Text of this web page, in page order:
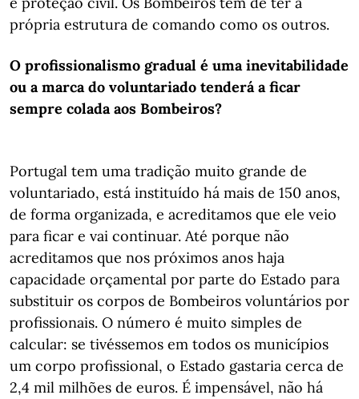
própria estrutura de comando como os outros.
O profissionalismo gradual é uma inevitabilidade
ou a marca do voluntariado tenderá a ficar
sempre colada aos Bombeiros?
Portugal tem uma tradição muito grande de
voluntariado, está instituído há mais de 150 anos,
de forma organizada, e acreditamos que ele veio
para ficar e vai continuar. Até porque não
acreditamos que nos próximos anos haja
capacidade orçamental por parte do Estado para
substituir os corpos de Bombeiros voluntários por
profissionais. O número é muito simples de
calcular: se tivéssemos em todos os municípios
um corpo profissional, o Estado gastaria cerca de
2,4 mil milhões de euros. É impensável, não há